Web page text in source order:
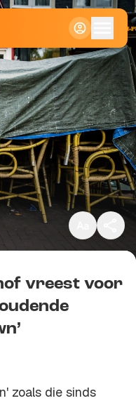
Klein
Standaard
Groot
Kopieer link
vreest voor
zoals die sinds